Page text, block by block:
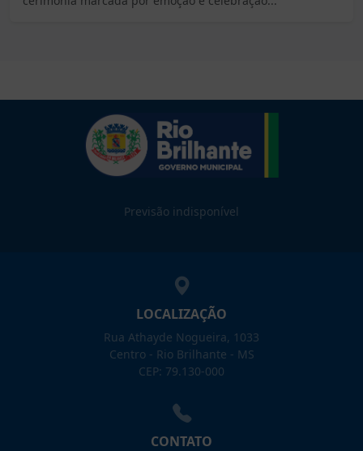
Previsão indisponível
LOCALIZAÇÃO
Rua Athayde Nogueira, 1033
Centro - Rio Brilhante - MS
CEP: 79.130-000
CONTATO